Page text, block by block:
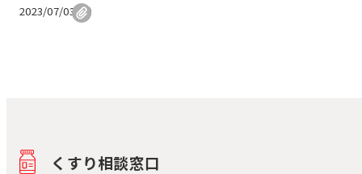
2023/07/03(月)
くすり相談窓口